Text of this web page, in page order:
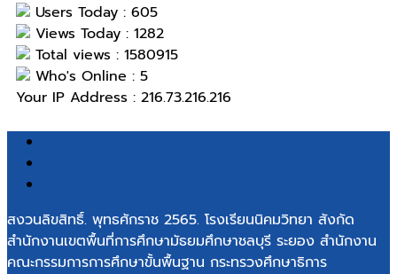
Users Today : 605
Views Today : 1282
Total views : 1580915
Who's Online : 5
Your IP Address : 216.73.216.216
สงวนลิขสิทธิ์. พุทธศักราช 2565. โรงเรียนนิคมวิทยา สังกัด
สำนักงานเขตพื้นที่การศึกษามัธยมศึกษาชลบุรี ระยอง สำนักงาน
คณะกรรมการการศึกษาขั้นพื้นฐาน กระทรวงศึกษาธิการ